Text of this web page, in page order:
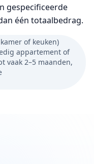
gespecificeerde
één totaalbedrag.
of keuken)
appartement of
vaak 2–5 maanden,